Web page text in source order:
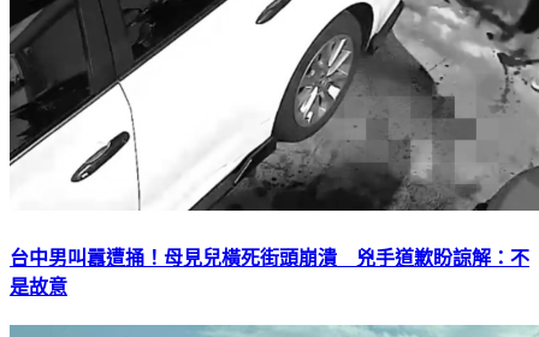
台中男叫囂遭捅！母見兒橫死街頭崩潰 兇手道歉盼諒解：不
是故意